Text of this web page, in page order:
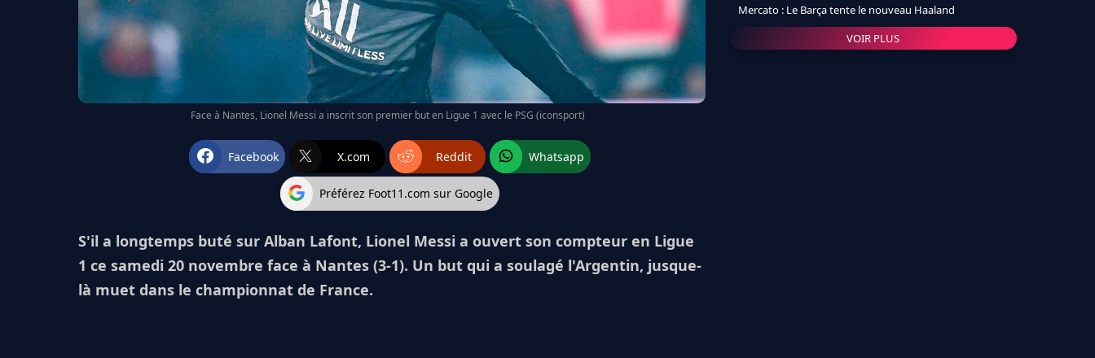
Face à Nantes, Lionel Messi a inscrit son premier but en Ligue 1 avec le PSG (iconsport)
Facebook X.com Reddit Whatsapp
Préférez Foot11.com sur Google
S'il a longtemps buté sur Alban Lafont, Lionel Messi a ouvert son compteur en Ligue
1 ce samedi 20 novembre face à Nantes (3-1). Un but qui a soulagé l'Argentin, jusque-
là muet dans le championnat de France.
Mercato : Le Barça tente le nouveau Haaland
VOIR PLUS